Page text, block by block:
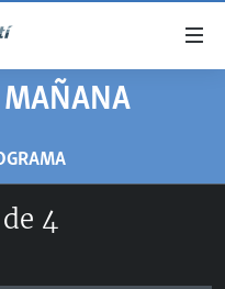
MAÑANA
4